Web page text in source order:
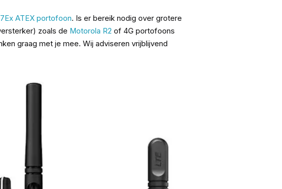
ATEX portofoon. Is er bereik nodig over grotere
zoals de Motorola R2 of 4G portofoons
graag met je mee. Wij adviseren vrijblijvend